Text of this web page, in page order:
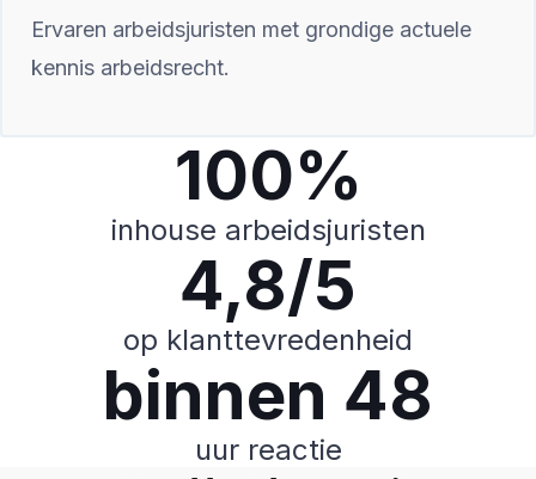
Ervaren arbeidsjuristen met grondige actuele
kennis arbeidsrecht.
100%
inhouse arbeidsjuristen
4,8/5
op klanttevredenheid
binnen 48
uur reactie